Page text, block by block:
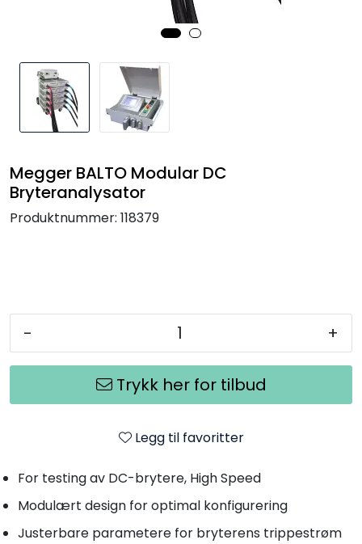
Megger BALTO Modular DC
Bryteranalysator
Produktnummer: 118379
- +
Trykk her for tilbud
Legg til favoritter
For testing av DC-brytere, High Speed
Modulært design for optimal konfigurering
Justerbare parametere for bryterens trippestrøm
Maskinvern & Instrumentering
Tilbehør
Kampanjer
Outlet